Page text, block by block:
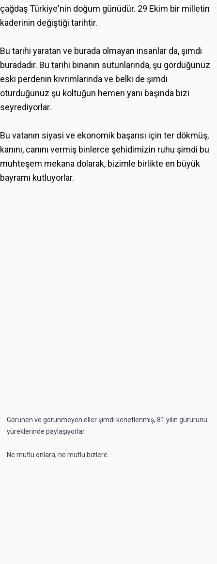
çağdaş Türkiye'nin doğum günüdür. 29 Ekim bir milletin
kaderinin değiştiği tarihtir.
Bu tarihi yaratan ve burada olmayan insanlar da, şimdi
buradadır. Bu tarihi binanın sütunlarında, şu gördüğünüz
eski perdenin kıvrımlarında ve belki de şimdi
oturduğunuz şu koltuğun hemen yanı başında bizi
seyrediyorlar.
Bu vatanın siyasi ve ekonomik başarısı için ter dökmüş,
kanını, canını vermiş binlerce şehidimizin ruhu şimdi bu
muhteşem mekana dolarak, bizimle birlikte en büyük
bayramı kutluyorlar.
Görünen ve görünmeyen eller şimdi kenetlenmiş, 81 yılın gururunu
yüreklerinde paylaşıyorlar.
Ne mutlu onlara, ne mutlu bizlere ...